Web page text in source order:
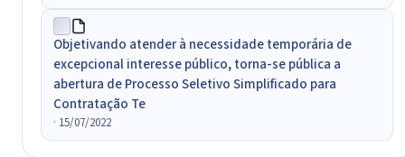
Objetivando atender à necessidade temporária de
excepcional interesse público, torna-se pública a
abertura de Processo Seletivo Simplificado para
Contratação Te
· 15/07/2022